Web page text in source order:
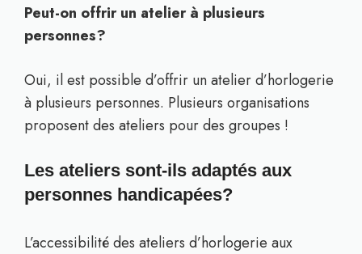
Peut-on offrir un atelier à plusieurs
personnes?
Oui, il est possible d’offrir un atelier d’horlogerie
à plusieurs personnes. Plusieurs organisations
proposent des ateliers pour des groupes !
Les ateliers sont-ils adaptés aux
personnes handicapées?
L’accessibilité des ateliers d’horlogerie aux